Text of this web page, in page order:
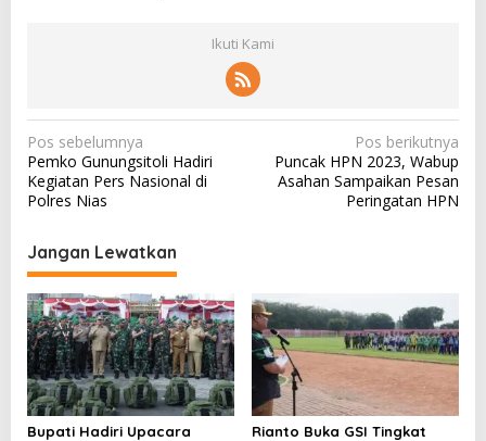
Ikuti Kami
N
a
v
g
a
s
i
p
o
Pos sebelumnya
Pemko Gunungsitoli Hadiri
Kegiatan Pers Nasional di
Polres Nias
Pos berikutnya
Puncak HPN 2023, Wabup
Asahan Sampaikan Pesan
Peringatan HPN
Jangan Lewatkan
Bupati Hadiri Upacara
Rianto Buka GSI Tingkat